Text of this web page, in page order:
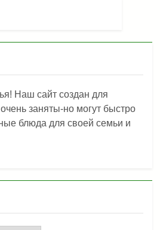
Наш сайт создан для
заняты-но могут быстро
блюда для своей семьи и